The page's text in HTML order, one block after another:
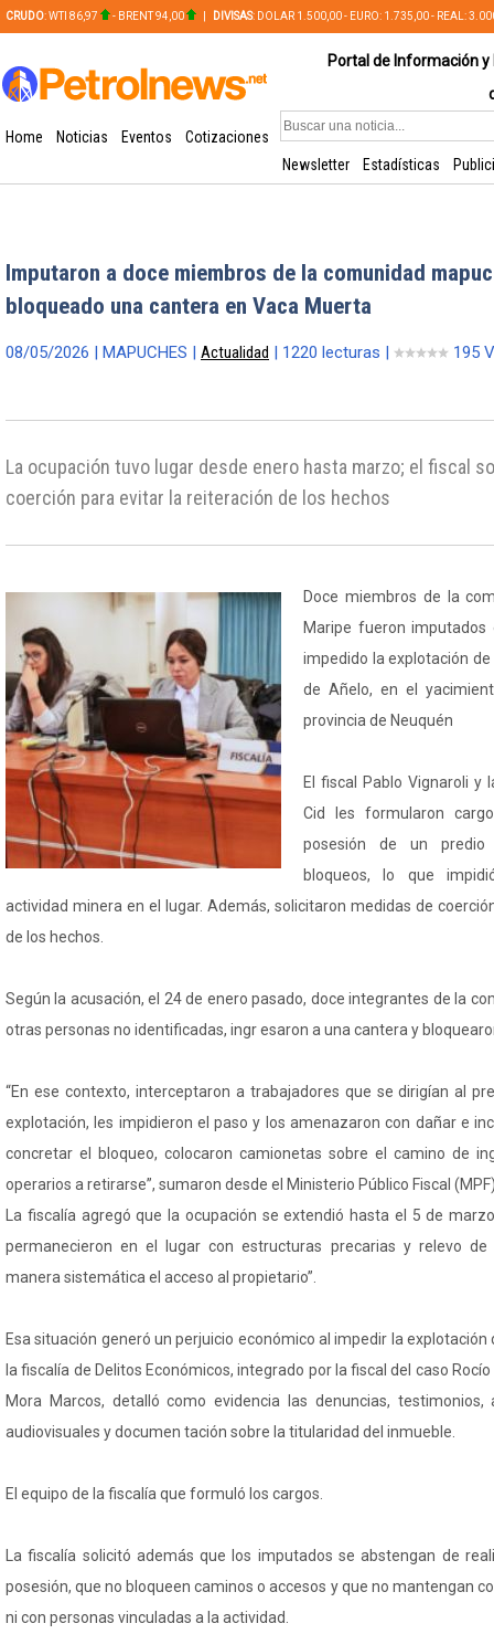
CRUDO: WTI 86,97 - BRENT 94,00 DIVISAS: DOLAR 1.500,00 - EURO: 1.735,00 - REAL:
Portal de Información
Home Noticias Eventos
Cotizaciones
Newsletter
Estadísticas
Imputaron a doce miembros de la comunidad
bloqueado una cantera en Vaca Muerta
08/05/2026 | MAPUCHES | Actualidad | 1220 lecturas | 195
La ocupación tuvo lugar desde enero hasta marzo; el fiscal
coerción para evitar la reiteración de los hechos
Doce miembros de la
Maripe fueron
impedido la explotación
de Añelo, en el
provincia de Neuquén
El fiscal Pablo Vignaroli y
Cid les formularon
posesión de un predio
bloqueos, lo que
actividad minera en el lugar. Además, solicitaron medidas de
de los hechos.
Según la acusación, el 24 de enero pasado, doce integrantes de la
otras personas no identificadas, ingr esaron a una cantera y
“En ese contexto, interceptaron a trabajadores que se dirigían al
explotación, les impidieron el paso y los amenazaron con dañar e
concretar el bloqueo, colocaron camionetas sobre el camino de
operarios a retirarse”, sumaron desde el Ministerio Público Fiscal
La fiscalía agregó que la ocupación se extendió hasta el 5 de
permanecieron en el lugar con estructuras precarias y relevo de
manera sistemática el acceso al propietario”.
Esa situación generó un perjuicio económico al impedir la explotación
la fiscalía de Delitos Económicos, integrado por la fiscal del caso
Mora Marcos, detalló como evidencia las denuncias, testimonios,
audiovisuales y documen tación sobre la titularidad del inmueble.
El equipo de la fiscalía que formuló los cargos.
La fiscalía solicitó además que los imputados se abstengan de
posesión, que no bloqueen caminos o accesos y que no mantengan
ni con personas vinculadas a la actividad.